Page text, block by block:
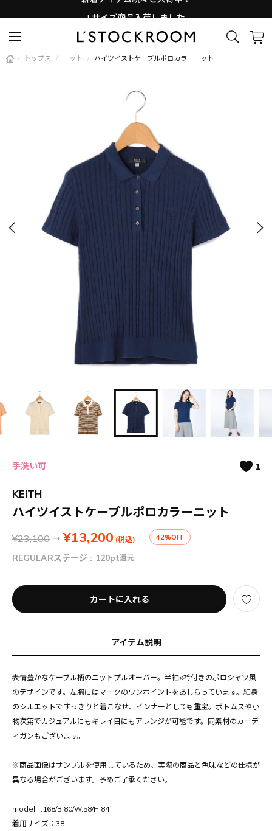
Lサイズ商品入荷しました
新着アイテム続々と入荷中！
/ トップス / ニット / ハイツイストケーブルポロカラーニット
手洗い可 1
KEITH
ハイツイストケーブルポロカラーニット
¥23,100 → ¥13,200 (税込) 42%OFF
REGULARステージ : 120pt還元
カートに入れる
アイテム説明
表情豊かなケーブル柄のニットプルオーバー。半袖×衿付きのポロシャツ風
のデザインです。左胸にはマークのワンポイントをあしらっています。細身
のシルエットですっきりと着こなせ、インナーとしても重宝。ボトムスや小
物次第でカジュアルにもキレイ目にもアレンジが可能です。同素材のカーデ
ィガンもございます。
※商品画像はサンプルを使用しているため、実際の商品と色味などの仕様が
異なる場合がございます。予めご了承ください。
model:T.168/B.80/W.58/H.84
着用サイズ：38